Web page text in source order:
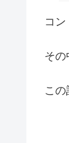
コ
その
こ